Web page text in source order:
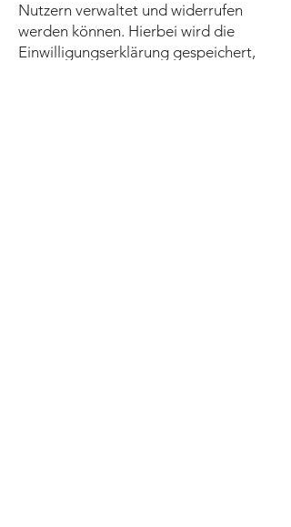
Nutzern verwaltet und widerrufen
werden können. Hierbei wird die
Einwilligungserklärung gespeichert,